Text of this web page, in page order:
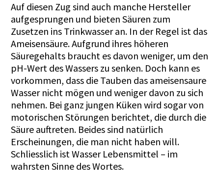
Auf diesen Zug sind auch manche Hersteller
aufgesprungen und bieten Säuren zum
Zusetzen ins Trinkwasser an. In der Regel ist das
Ameisensäure. Aufgrund ihres höheren
Säuregehalts braucht es davon weniger, um den
pH-Wert des Wassers zu senken. Doch kann es
vorkommen, dass die Tauben das ameisensaure
Wasser nicht mögen und weniger davon zu sich
nehmen. Bei ganz jungen Küken wird sogar von
motorischen Störungen berichtet, die durch die
Säure auftreten. Beides sind natürlich
Erscheinungen, die man nicht haben will.
Schliesslich ist Wasser Lebensmittel – im
wahrsten Sinne des Wortes.